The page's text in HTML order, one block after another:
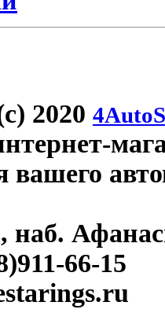
2020
вашего
наб.
66-15